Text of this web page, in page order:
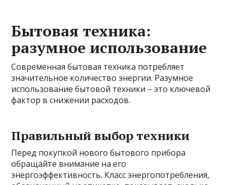
Бытовая техника:
разумное использование
Современная бытовая техника потребляет
значительное количество энергии. Разумное
использование бытовой техники – это ключевой
фактор в снижении расходов.
Правильный выбор техники
Перед покупкой нового бытового прибора
обращайте внимание на его
энергоэффективность. Класс энергопотребления,